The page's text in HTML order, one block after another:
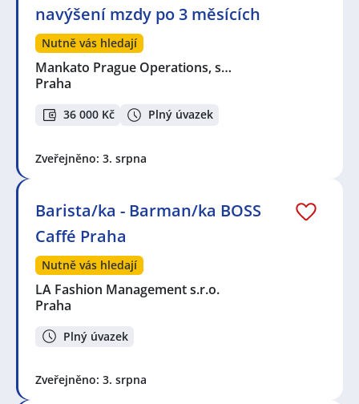
navýšení mzdy po 3 měsících
Nutně vás hledají
Mankato Prague Operations, s…
Praha
36 000 Kč Plný úvazek
Zveřejněno: 3. srpna
Barista/ka - Barman/ka BOSS
Caffé Praha
Nutně vás hledají
LA Fashion Management s.r.o.
Praha
Plný úvazek
Zveřejněno: 3. srpna